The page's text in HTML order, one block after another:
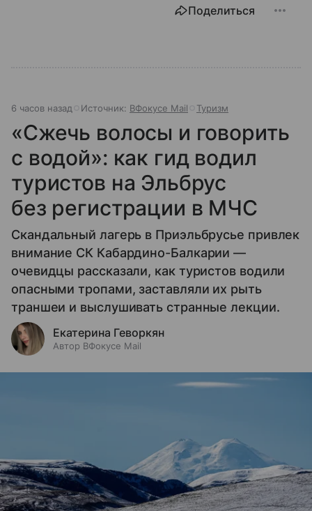
Поделиться
6 часов назад Источник: ВФокусе Mail Туризм
«Сжечь волосы и говорить
с водой»: как гид водил
туристов на Эльбрус
без регистрации в МЧС
Скандальный лагерь в Приэльбрусье привлек
внимание СК Кабардино-Балкарии —
очевидцы рассказали, как туристов водили
опасными тропами, заставляли их рыть
траншеи и выслушивать странные лекции.
Екатерина Геворкян
Автор ВФокусе Mail